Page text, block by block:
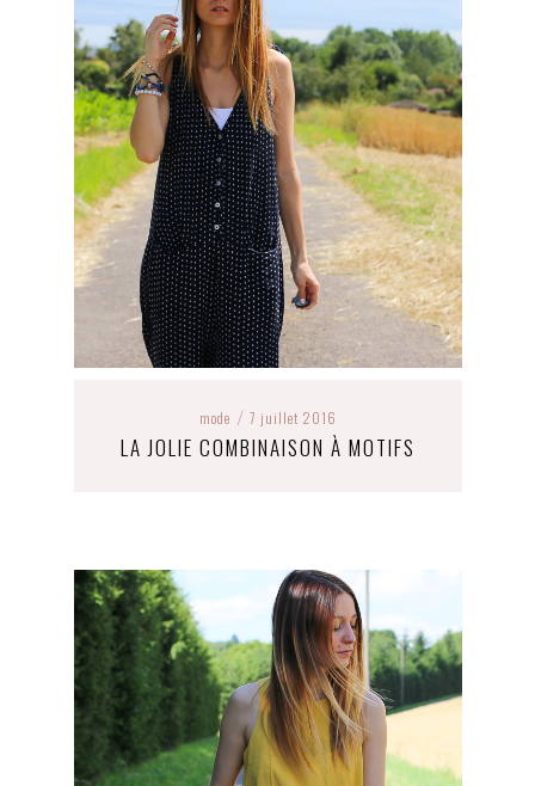
mode / 7 juillet 2016
LA JOLIE COMBINAISON À MOTIFS